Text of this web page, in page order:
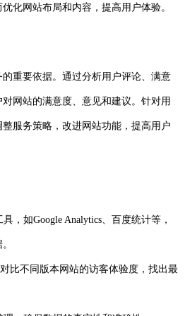
化网站布局和内容，提高用户体验。
重要依据。通过分析用户评论、满意
网站的满意度、意见和建议。针对用
服务策略，改进网站功能，提高用户
，如Google Analytics、百度统计等，
不同版本网站的访客体验度，找出最